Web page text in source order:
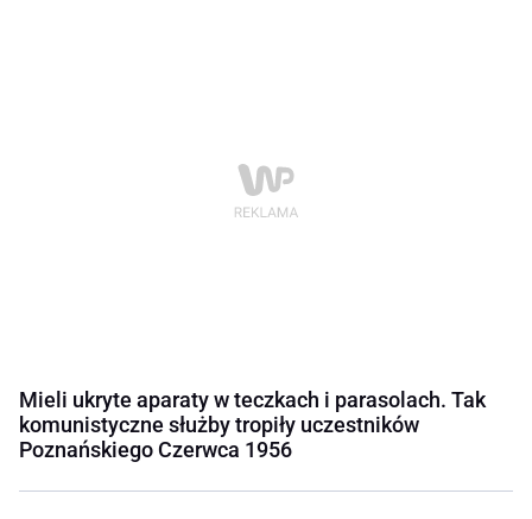
Mieli ukryte aparaty w teczkach i parasolach. Tak
komunistyczne służby tropiły uczestników
Poznańskiego Czerwca 1956